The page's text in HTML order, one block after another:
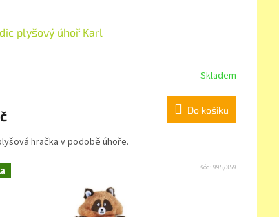
plyšový úhoř Karl
Skladem
Do košíku
hračka v podobě úhoře.
Kód:995/359